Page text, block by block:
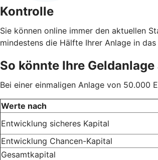
Kontrolle
Sie können online immer den aktuellen
mindestens die Hälfte Ihrer Anlage in
So könnte Ihre Geldanlage
Bei einer einmaligen Anlage von 50.000
Werte nach
Entwicklung sicheres Kapital
Entwicklung Chancen-Kapital
Gesamtkapital